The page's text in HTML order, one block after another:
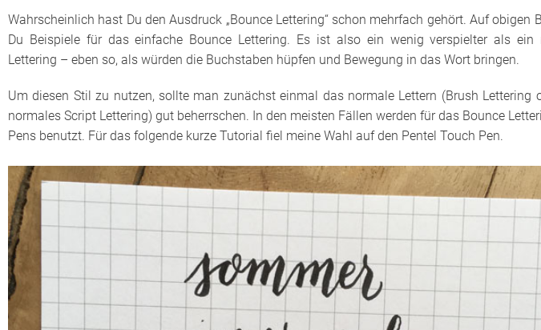
Wahrscheinlich hast Du den Ausdruck „Bounce Lettering“ schon mehrfach gehört. Auf obigen
Du Beispiele für das einfache Bounce Lettering. Es ist also ein wenig verspielter als ein
Lettering – eben so, als würden die Buchstaben hüpfen und Bewegung in das Wort bringen.
Um diesen Stil zu nutzen, sollte man zunächst einmal das normale Lettern (Brush Lettering
normales Script Lettering) gut beherrschen. In den meisten Fällen werden für das Bounce
Pens benutzt. Für das folgende kurze Tutorial fiel meine Wahl auf den Pentel Touch Pen.